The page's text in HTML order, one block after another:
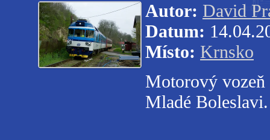
Autor: David
Datum:
Místo: Krnsko
Motorový vozeň
Mladé Boleslavi.